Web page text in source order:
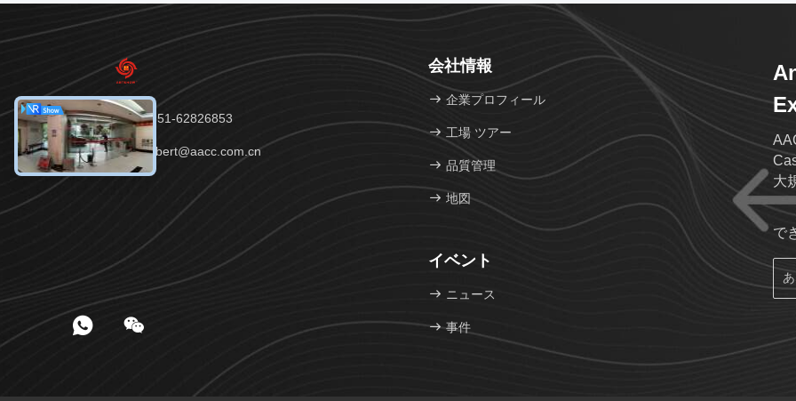
電話：86-551-62826853
メール：robert@aacc.com.cn
会社情報
企業プロフィール
工場 ツアー
品質管理
地図
イベント
ニュース
事件
大
で